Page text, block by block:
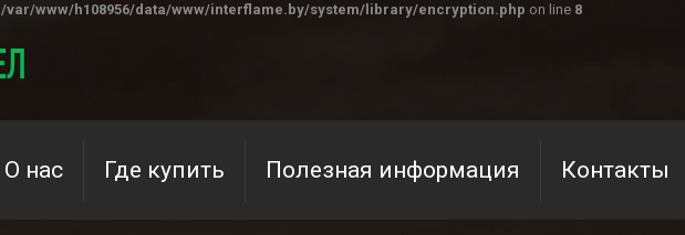
/var/www/h108956/data/www/interflame.by/system/library/encryption.php on line 8
О нас Где купить Полезная информация Контакты